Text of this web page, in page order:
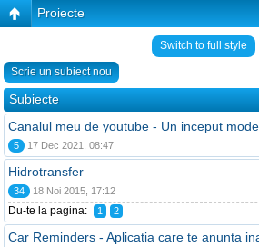
Proiecte
Switch to full style
Scrie un subiect nou
Subiecte
Canalul meu de youtube - Un inceput
5 17 Dec 2021, 08:47
Hidrotransfer
34 18 Noi 2015, 17:12
Du-te la pagina: 1 2
Car Reminders - Aplicatia care te anunta